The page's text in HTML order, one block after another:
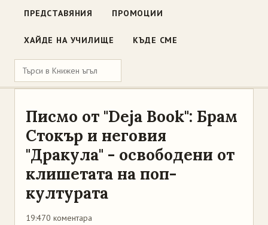
ПРЕДСТАВЯНИЯ ПРОМОЦИИ
ХАЙДЕ НА УЧИЛИЩЕ КЪДЕ СМЕ
Писмо от "Deja Book": Брам
Стокър и неговия
"Дракула" - освободени от
клишетата на поп-
културата
19:470 коментара